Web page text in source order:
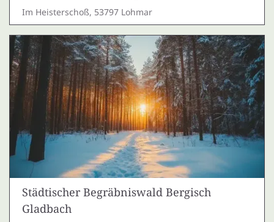
Im Heisterschoß, 53797 Lohmar
Städtischer Begräbniswald Bergisch
Gladbach